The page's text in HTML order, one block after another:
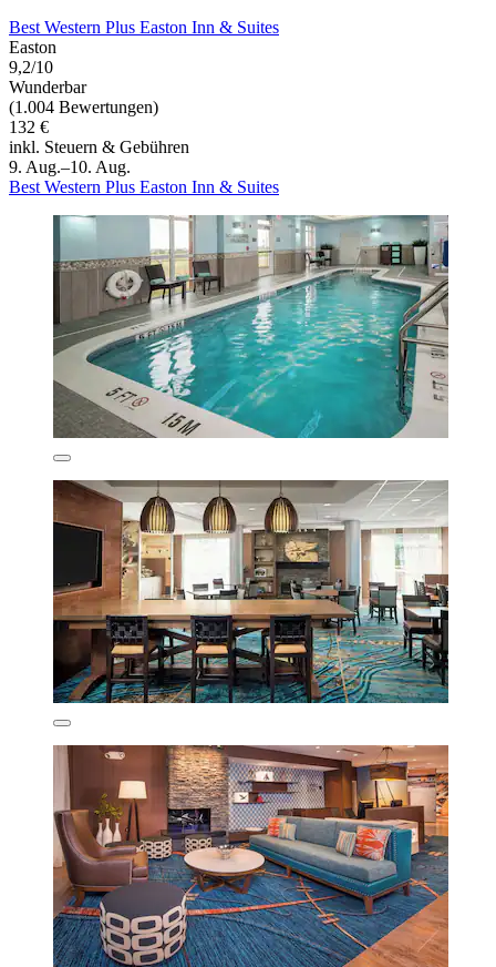
Best Western Plus Easton Inn & Suites
Easton
9,2/10
Wunderbar
(1.004 Bewertungen)
132 €
inkl. Steuern & Gebühren
9. Aug.–10. Aug.
Best Western Plus Easton Inn & Suites